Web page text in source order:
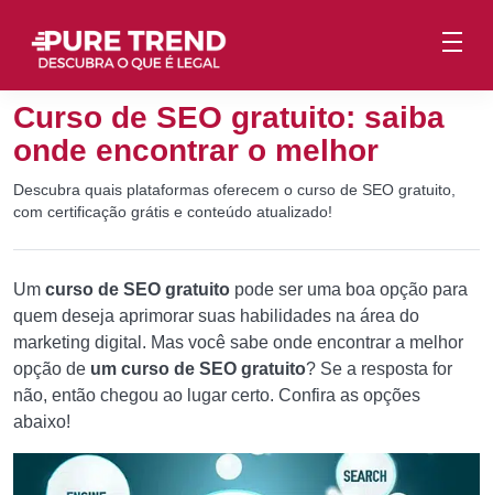
Curso de SEO gratuito: saiba
onde encontrar o melhor
Descubra quais plataformas oferecem o curso de SEO gratuito,
com certificação grátis e conteúdo atualizado!
Um curso de SEO gratuito pode ser uma boa opção para
quem deseja aprimorar suas habilidades na área do
marketing digital. Mas você sabe onde encontrar a melhor
opção de um curso de SEO gratuito? Se a resposta for
não, então chegou ao lugar certo. Confira as opções
abaixo!